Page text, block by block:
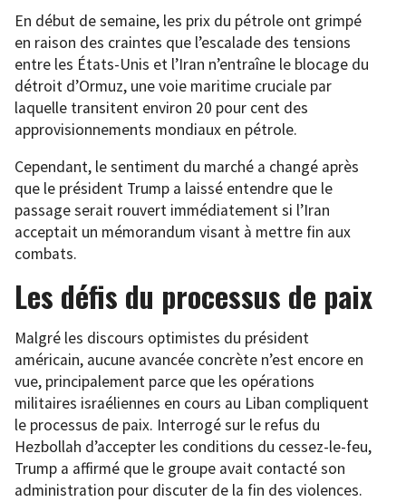
En début de semaine, les prix du pétrole ont grimpé
en raison des craintes que l’escalade des tensions
entre les États-Unis et l’Iran n’entraîne le blocage du
détroit d’Ormuz, une voie maritime cruciale par
laquelle transitent environ 20 pour cent des
approvisionnements mondiaux en pétrole.
Cependant, le sentiment du marché a changé après
que le président Trump a laissé entendre que le
passage serait rouvert immédiatement si l’Iran
acceptait un mémorandum visant à mettre fin aux
combats.
Les défis du processus de paix
Malgré les discours optimistes du président
américain, aucune avancée concrète n’est encore en
vue, principalement parce que les opérations
militaires israéliennes en cours au Liban compliquent
le processus de paix. Interrogé sur le refus du
Hezbollah d’accepter les conditions du cessez-le-feu,
Trump a affirmé que le groupe avait contacté son
administration pour discuter de la fin des violences.